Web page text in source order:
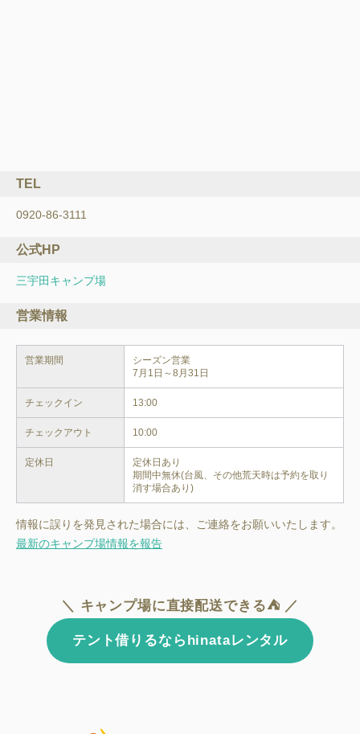
TEL
0920-86-3111
公式HP
三宇田キャンプ場
営業情報
営業期間
シーズン営業
チェックイン 13:00
チェックアウト 10:00
定休日
定休日あり
期間中無休(台風、その他荒天時は予約を取り
情報に誤りを発見された場合には、ご連絡をお願いいたします。
最新のキャンプ場情報を報告
＼ キャンプ場に直接配送できる⛺ ／
テント借りるならhinataレンタル